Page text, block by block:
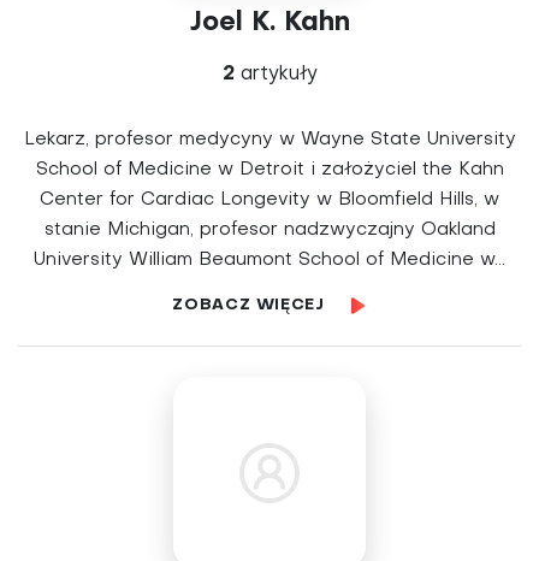
Joel K. Kahn
2artykuły
Lekarz, profesor medycyny w Wayne State University
School of Medicine w Detroit i założyciel the Kahn
Center for Cardiac Longevity w Bloomfield Hills, w
stanie Michigan, profesor nadzwyczajny Oakland
University William Beaumont School of Medicine w...
ZOBACZ WIĘCEJ